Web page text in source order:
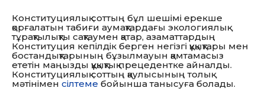
Конституциялық соттың бұл шешімі ерекше
қорғалатын табиғи аумақтардағы экологиялық
тұрақтылықты сақтаумен қатар, азаматтардың
Конституция кепілдік берген негізгі құқықтары мен
бостандықтарының бұзылмауын қамтамасыз
ететін маңызды құқықтық прецедентке айналды.
Конституциялық соттың қаулысының толық
мәтінімен сілтеме бойынша танысуға болады.